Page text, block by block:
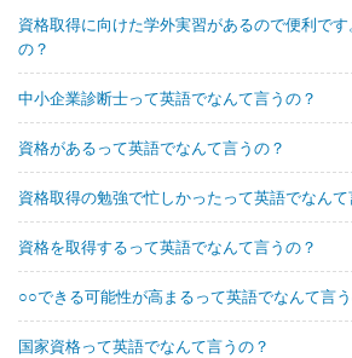
資格取得に向けた学外実習があるので便利で
の？
中小企業診断士って英語でなんて言うの？
資格があるって英語でなんて言うの？
資格取得の勉強で忙しかったって英語でなんて
資格を取得するって英語でなんて言うの？
○○できる可能性が高まるって英語でなんて言
国家資格って英語でなんて言うの？